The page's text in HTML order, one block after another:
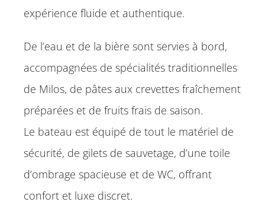
expérience fluide et authentique.
De l’eau et de la bière sont servies à bord,
accompagnées de spécialités traditionnelles
de Milos, de pâtes aux crevettes fraîchement
préparées et de fruits frais de saison.
Le bateau est équipé de tout le matériel de
sécurité, de gilets de sauvetage, d’une toile
d’ombrage spacieuse et de WC, offrant
confort et luxe discret.